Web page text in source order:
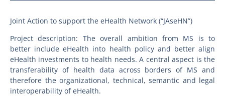
Joint Action to support the eHealth Network (“JAseHN”)
Project description: The overall ambition from MS is to
better include eHealth into health policy and better align
eHealth investments to health needs. A central aspect is the
transferability of health data across borders of MS and
therefore the organizational, technical, semantic and legal
interoperability of eHealth.